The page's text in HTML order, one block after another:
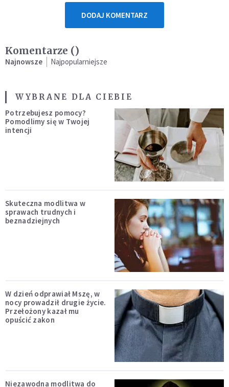
DODAJ KOMENTARZ
Komentarze ()
Najnowsze Najpopularniejsze
WYBRANE DLA CIEBIE
Potrzebujesz pomocy?
Pomodlimy się w Twojej
intencji
Skuteczna modlitwa w
sprawach trudnych i
beznadziejnych
W dzień odprawiał Mszę, w
nocy prowadził drugie życie.
Przełożony kazał mu
opuścić zakon
Niezawodna modlitwa do